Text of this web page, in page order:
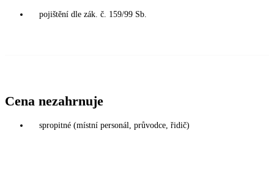
pojištění dle zák. č. 159/99 Sb.
Cena nezahrnuje
spropitné (místní personál, průvodce, řidič)